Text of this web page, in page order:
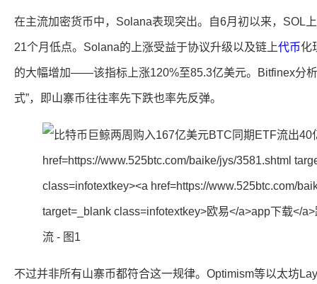
在主流加密货币中，Solana表现突出。自6月初以来，SOL
21个月低点。Solana的上涨受益于协议升级以及链上代币化
的大幅增加——该指标上涨120%至85.3亿美元。Bitfinex分
式”，即山寨币往往率先下跌也率先反弹。
不过并非所有山寨币都符合这一规律。Optimism等以太坊